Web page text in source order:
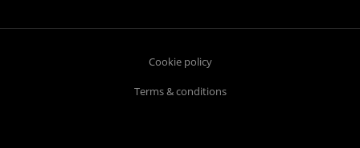
Cookie policy
Terms & conditions